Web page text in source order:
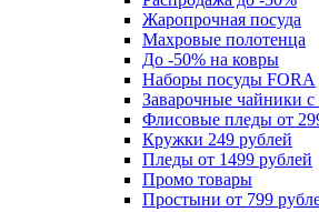
Жаропрочная посуда
Махровые полотенца
До -50% на ковры
Наборы посуды FORA
Заварочные чайники
Флисовые пледы от
Кружки 249 рублей
Пледы от 1499 рублей
Промо товары
Простыни от 799